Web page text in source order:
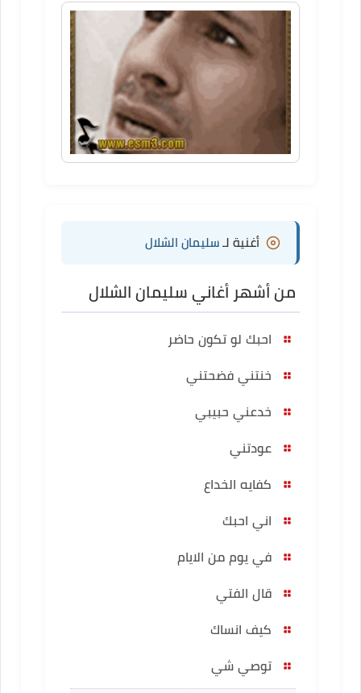
أغنية لـ سليمان الشلال
من أشهر أغاني سليمان الشلال
احبك لو تكون حاضر
خنتني فضحتني
خدعني حبيبي
عودتني
كفايه الخداع
اني احبك
في يوم من الايام
قال الفتي
كيف انساك
توصي شي